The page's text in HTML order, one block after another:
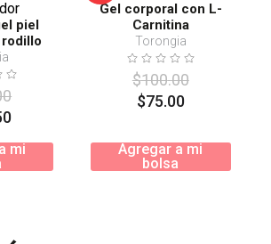
piel
mi
Gel corporal con L-
Carnitina
Torongia
$100.00
$75.00
Agregar a mi
bolsa